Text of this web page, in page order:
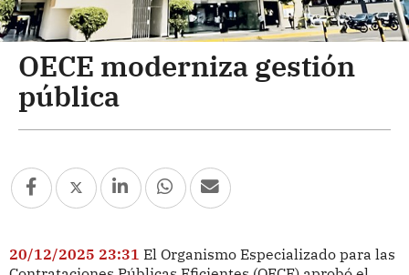
OECE moderniza gestión
pública
20/12/2025 23:31 El Organismo Especializado para las